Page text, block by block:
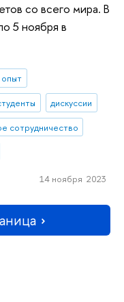
со всего мира. В
5 ноября в
опыт
дискуссии
сотрудничество
14 ноября 2023